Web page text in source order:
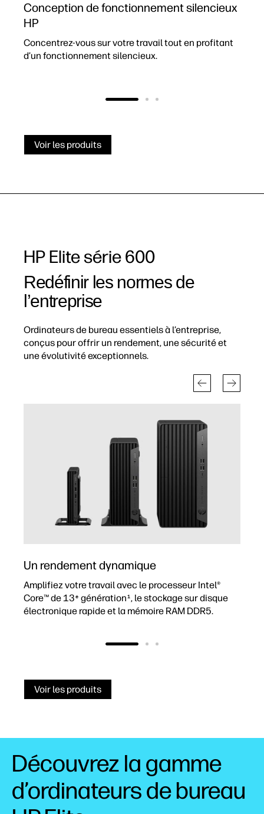
Conception de fonctionnement silencieux
HP
Concentrez-vous sur votre travail tout en profitant
d’un fonctionnement silencieux.
Voir les produits
HP Elite série 600
Redéfinir les normes de
l’entreprise
Ordinateurs de bureau essentiels à l’entreprise,
conçus pour offrir un rendement, une sécurité et
une évolutivité exceptionnels.
Un rendement dynamique
Amplifiez votre travail avec le processeur Intel®
Core™ de 13 e génération 1 , le stockage sur disque
électronique rapide et la mémoire RAM DDR5.
Voir les produits
Découvrez la gamme
d’ordinateurs de bureau